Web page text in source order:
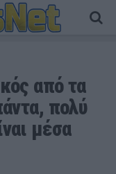
από τα
πολύ
μέσα